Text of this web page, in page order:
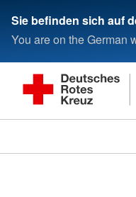
Sie befinden sich auf
You are on the German